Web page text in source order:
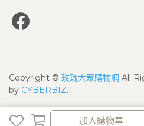
加入購物車
Copyright © 玫瑰大眾購物網 All
by CYBERBIZ.